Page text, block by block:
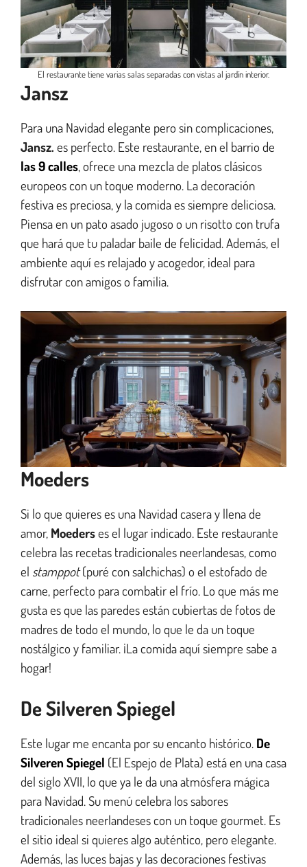
El restaurante tiene varias salas separadas con vistas al jardín interior.
Jansz
Para una Navidad elegante pero sin complicaciones,
Jansz. es perfecto. Este restaurante, en el barrio de
las 9 calles, ofrece una mezcla de platos clásicos
europeos con un toque moderno. La decoración
festiva es preciosa, y la comida es siempre deliciosa.
Piensa en un pato asado jugoso o un risotto con trufa
que hará que tu paladar baile de felicidad. Además, el
ambiente aquí es relajado y acogedor, ideal para
disfrutar con amigos o familia.
Moeders
Si lo que quieres es una Navidad casera y llena de
amor, Moederses el lugar indicado. Este restaurante
celebra las recetas tradicionales neerlandesas, como
el stamppot(puré con salchichas) o el estofado de
carne, perfecto para combatir el frío. Lo que más me
gusta es que las paredes están cubiertas de fotos de
madres de todo el mundo, lo que le da un toque
nostálgico y familiar. ¡La comida aquí siempre sabe a
hogar!
De Silveren Spiegel
Este lugar me encanta por su encanto histórico. De
Silveren Spiegel (El Espejo de Plata) está en una casa
del siglo XVII, lo que ya le da una atmósfera mágica
para Navidad. Su menú celebra los sabores
tradicionales neerlandeses con un toque gourmet. Es
el sitio ideal si quieres algo auténtico, pero elegante.
Además, las luces bajas y las decoraciones festivas